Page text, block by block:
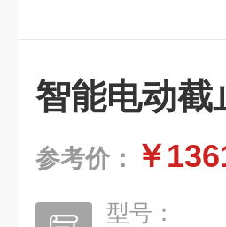
智能电动截
参考价： ￥
型号：